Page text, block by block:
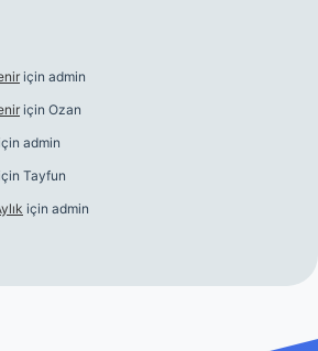
için admin
için Ozan
admin
Tayfun
için admin